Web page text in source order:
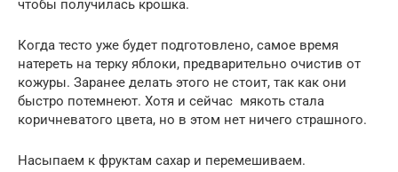
чтобы получилась крошка.
Когда тесто уже будет подготовлено, самое время
натереть на терку яблоки, предварительно очистив от
кожуры. Заранее делать этого не стоит, так как они
быстро потемнеют. Хотя и сейчас мякоть стала
коричневатого цвета, но в этом нет ничего страшного.
Насыпаем к фруктам сахар и перемешиваем.